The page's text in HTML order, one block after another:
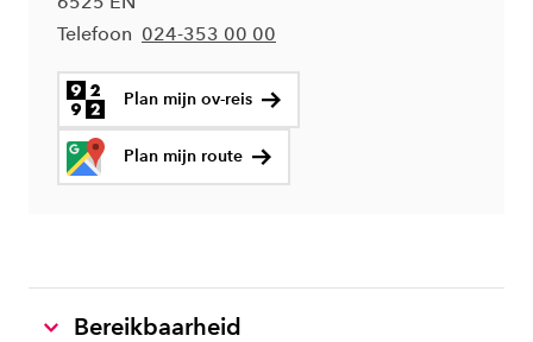
Telefoon 024-353 00 00
Plan mijn ov-reis
Plan mijn route
Bereikbaarheid